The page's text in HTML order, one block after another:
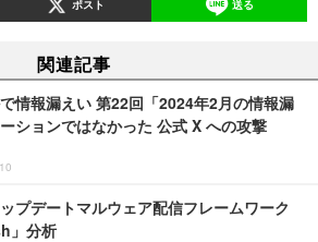
ポスト 送る
関連記事
情報漏えい 第22回「2024年2月の情報漏
ションではなかった 公式 X への攻撃
プデートマルウェア配信フレームワーク
」分析